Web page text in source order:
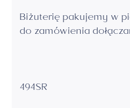
Biżuterię pakujemy w
do zamówienia
494SR